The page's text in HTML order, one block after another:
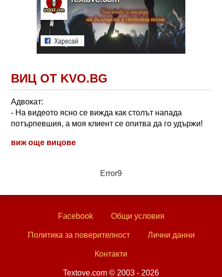
ВИЦ ОТ KVO.BG
Адвокат:
- На видеото ясно се вижда как столът напада
потърпевшия, а моя клиент се опитва да го удържи!
виж още вицове
Error9
Facebook Общи условия
Политика за поверителност Лични данни
Контакти
Textove.com © 2003 - 2026